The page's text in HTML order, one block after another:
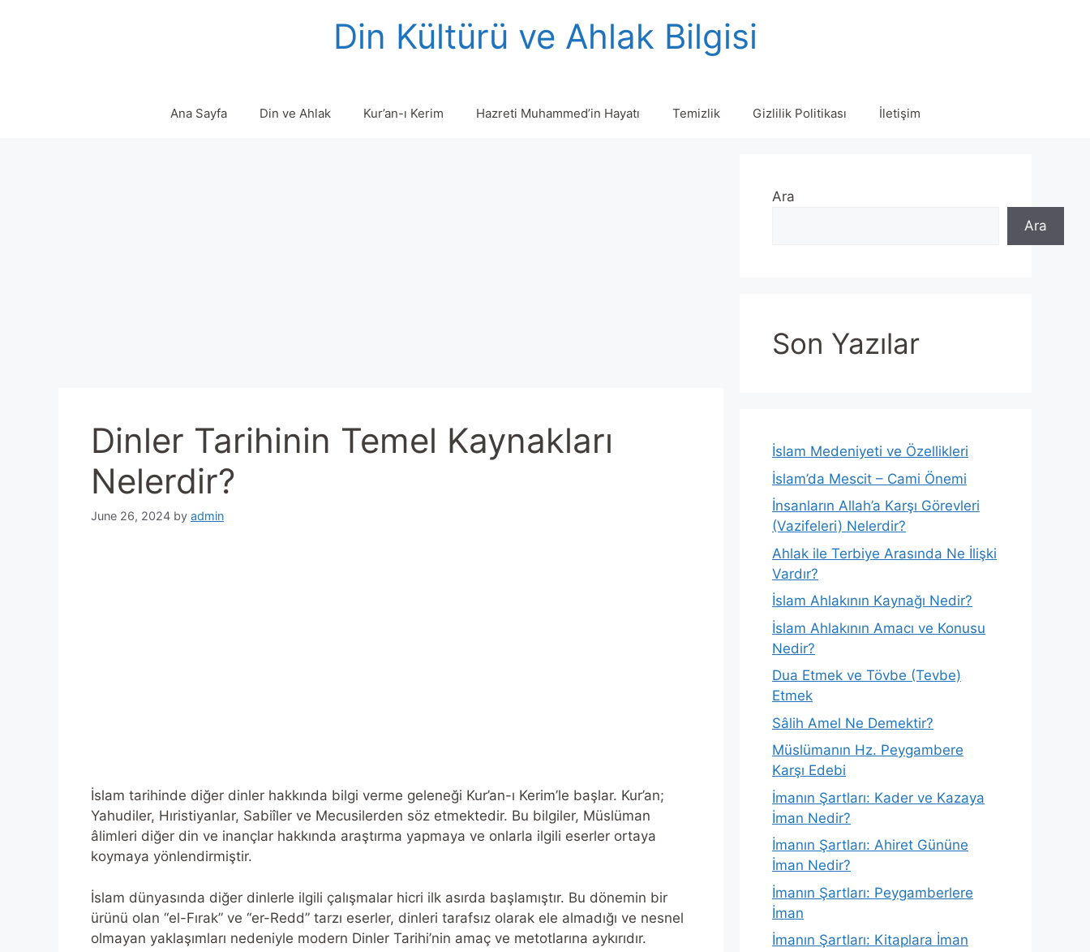
Din Kültürü ve Ahlak Bilgisi
Ana Sayfa Din ve Ahlak Kur’an-ı Kerim Hazreti Muhammed’in Hayatı Temizlik Gizlilik Politikası İletişim
Dinler Tarihinin Temel Kaynakları
Nelerdir?
June 26, 2024 by admin
İslam tarihinde diğer dinler hakkında bilgi verme geleneği Kur’an-ı Kerim’le başlar. Kur’an;
Yahudiler, Hıristiyanlar, Sabiîler ve Mecusilerden söz etmektedir. Bu bilgiler, Müslüman
âlimleri diğer din ve inançlar hakkında araştırma yapmaya ve onlarla ilgili eserler ortaya
koymaya yönlendirmiştir.
İslam dünyasında diğer dinlerle ilgili çalışmalar hicri ilk asırda başlamıştır. Bu dönemin bir
ürünü olan “el-Fırak” ve “er-Redd” tarzı eserler, dinleri tarafsız olarak ele almadığı ve nesnel
olmayan yaklaşımları nedeniyle modern Dinler Tarihi’nin amaç ve metotlarına aykırıdır.
Ara
Ara
Son Yazılar
İslam Medeniyeti ve Özellikleri
İslam’da Mescit – Cami Önemi
İnsanların Allah’a Karşı Görevleri
(Vazifeleri) Nelerdir?
Ahlak ile Terbiye Arasında Ne İlişki
Vardır?
İslam Ahlakının Kaynağı Nedir?
İslam Ahlakının Amacı ve Konusu
Nedir?
Dua Etmek ve Tövbe (Tevbe)
Etmek
Sâlih Amel Ne Demektir?
Müslümanın Hz. Peygambere
Karşı Edebi
İmanın Şartları: Kader ve Kazaya
İman Nedir?
İmanın Şartları: Ahiret Gününe
İman Nedir?
İmanın Şartları: Peygamberlere
İman
İmanın Şartları: Kitaplara İman